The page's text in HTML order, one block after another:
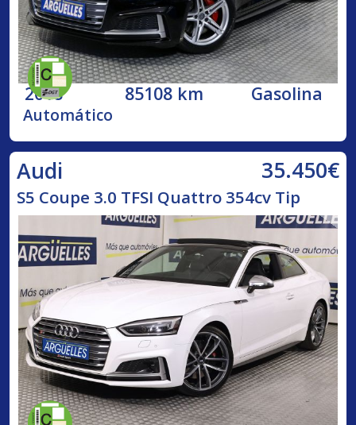
2018 85108 km Gasolina
Automático
Audi 35.450€
S5 Coupe 3.0 TFSI Quattro 354cv Tip